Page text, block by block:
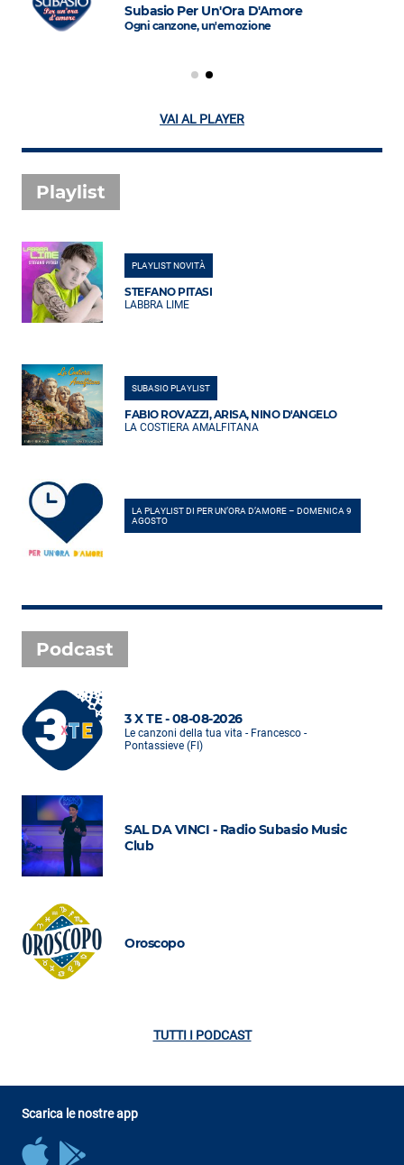
Subasio Per Un'Ora D'Amore
Ogni canzone, un'emozione
VAI AL PLAYER
Playlist
PLAYLIST NOVITÀ
STEFANO PITASI
LABBRA LIME
SUBASIO PLAYLIST
FABIO ROVAZZI, ARISA, NINO D'ANGELO
LA COSTIERA AMALFITANA
LA PLAYLIST DI PER UN’ORA D’AMORE – DOMENICA 9
AGOSTO
Podcast
3 X TE - 08-08-2026
Le canzoni della tua vita - Francesco -
Pontassieve (FI)
SAL DA VINCI - Radio Subasio Music
Club
Oroscopo
TUTTI I PODCAST
Scarica le nostre app